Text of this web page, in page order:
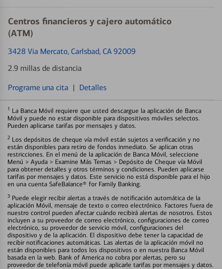
Centros financieros y cajero automático
(ATM)
3428 Via Mercato, Carlsbad, CA 92009
2.9 millas de distancia
Programe una cita | Detalles
1 La Banca Móvil requiere que usted descargue la aplicación de Banca
Móvil y puede no estar disponible para dispositivos móviles selectos.
Pueden aplicarse tarifas por mensajes y datos.
2 Los depósitos de cheque vía móvil están sujetos a verificación y no
están disponibles para retiro de fondos inmediato. Se aplican otras
restricciones. En el menú de la aplicación de Banca Móvil, seleccione
Menú > Ayuda > Examine Más Temas > Depósito de Cheque vía Móvil
para obtener detalles y otros términos y condiciones. Pueden aplicarse
tarifas por mensajes y datos. Este servicio no está disponible para el hijo
en una cuenta SafeBalance® for Family Banking.
3 Puede elegir recibir alertas a través de notificación automática de la
aplicación Móvil, mensaje de texto o correo electrónico. Factores fuera de
nuestro control pueden afectar cuándo recibirá alertas de nosotros. Estos
incluyen a su proveedor de correo electrónico, configuraciones de correo
electrónico, su proveedor de servicio móvil, configuraciones del
dispositivo y de la aplicación. El dispositivo debe tener la capacidad de
recibir notificaciones automáticas. Las alertas de la aplicación móvil no
están disponibles para todos los dispositivos o en nuestra Banca Móvil
basada en la web. Bank of America no cobra por alertas, pero su
proveedor de telefonía móvil puede aplicarle tarifas por mensajes y datos.